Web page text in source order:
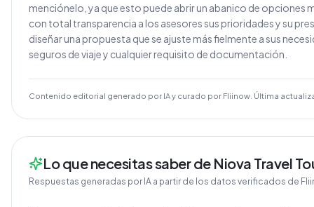
menciónelo, ya que esto puede abrir un abanico de opciones
con total transparencia a los asesores sus prioridades y su
diseñar una propuesta que se ajuste más fielmente a sus
seguros de viaje y cualquier requisito de documentación.
Contenido editorial generado por IA y curado por Fliinow. Última
Lo que necesitas saber de Niova Travel
Respuestas generadas por IA a partir de los datos verificados de